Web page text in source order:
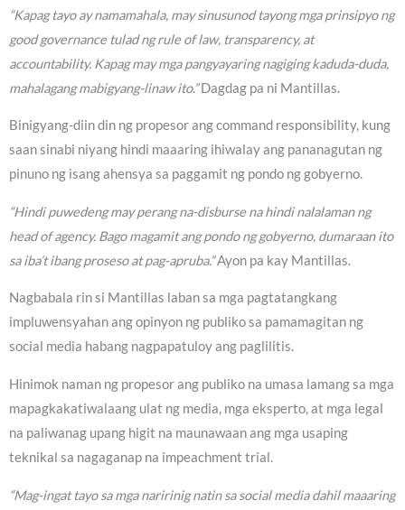
“Kapag tayo ay namamahala, may sinusunod tayong mga prinsipyo ng
good governance tulad ng rule of law, transparency, at
accountability. Kapag may mga pangyayaring nagiging kaduda-duda,
mahalagang mabigyang-linaw ito.”Dagdag pa ni Mantillas.
Binigyang-diin din ng propesor ang command responsibility, kung
saan sinabi niyang hindi maaaring ihiwalay ang pananagutan ng
pinuno ng isang ahensya sa paggamit ng pondo ng gobyerno.
“Hindi puwedeng may perang na-disburse na hindi nalalaman ng
head of agency. Bago magamit ang pondo ng gobyerno, dumaraan ito
sa iba’t ibang proseso at pag-apruba.”Ayon pa kay Mantillas.
Nagbabala rin si Mantillas laban sa mga pagtatangkang
impluwensyahan ang opinyon ng publiko sa pamamagitan ng
social media habang nagpapatuloy ang paglilitis.
Hinimok naman ng propesor ang publiko na umasa lamang sa mga
mapagkakatiwalaang ulat ng media, mga eksperto, at mga legal
na paliwanag upang higit na maunawaan ang mga usaping
teknikal sa nagaganap na impeachment trial.
“Mag-ingat tayo sa mga naririnig natin sa social media dahil maaaring